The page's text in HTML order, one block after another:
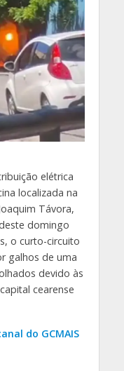
elétrica
localizada na
Távora,
domingo
o curto-circuito
galhos de uma
devido às
cearense
do GCMAIS